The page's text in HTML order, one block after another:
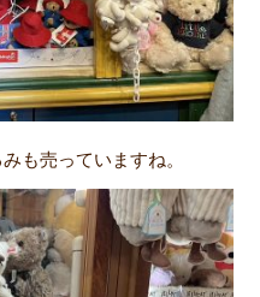
も売っていますね。